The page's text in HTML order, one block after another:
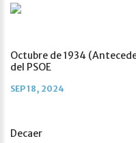
Octubre de 1934
del PSOE
SEP 18, 2024
Decaer